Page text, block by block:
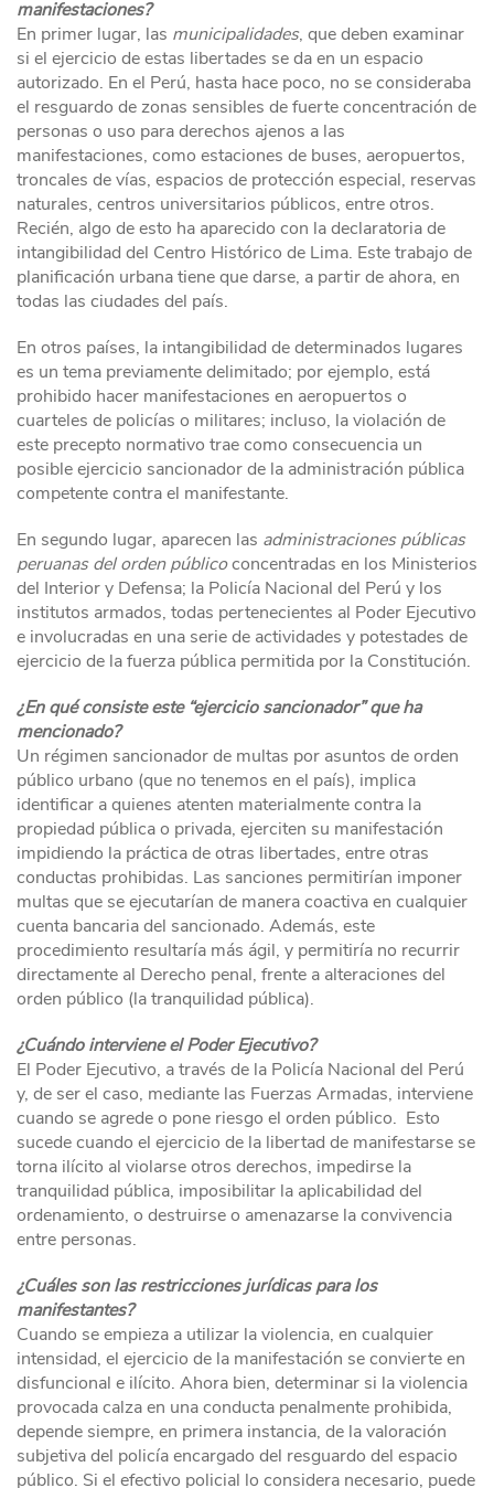
manifestaciones?
En primer lugar, las municipalidades, que deben examinar
si el ejercicio de estas libertades se da en un espacio
autorizado. En el Perú, hasta hace poco, no se consideraba
el resguardo de zonas sensibles de fuerte concentración de
personas o uso para derechos ajenos a las
manifestaciones, como estaciones de buses, aeropuertos,
troncales de vías, espacios de protección especial, reservas
naturales, centros universitarios públicos, entre otros.
Recién, algo de esto ha aparecido con la declaratoria de
intangibilidad del Centro Histórico de Lima. Este trabajo de
planificación urbana tiene que darse, a partir de ahora, en
todas las ciudades del país.
En otros países, la intangibilidad de determinados lugares
es un tema previamente delimitado; por ejemplo, está
prohibido hacer manifestaciones en aeropuertos o
cuarteles de policías o militares; incluso, la violación de
este precepto normativo trae como consecuencia un
posible ejercicio sancionador de la administración pública
competente contra el manifestante.
En segundo lugar, aparecen las administraciones públicas
peruanas del orden públicoconcentradas en los Ministerios
del Interior y Defensa; la Policía Nacional del Perú y los
institutos armados, todas pertenecientes al Poder Ejecutivo
e involucradas en una serie de actividades y potestades de
ejercicio de la fuerza pública permitida por la Constitución.
¿En qué consiste este “ejercicio sancionador” que ha
mencionado?
Un régimen sancionador de multas por asuntos de orden
público urbano (que no tenemos en el país), implica
identificar a quienes atenten materialmente contra la
propiedad pública o privada, ejerciten su manifestación
impidiendo la práctica de otras libertades, entre otras
conductas prohibidas. Las sanciones permitirían imponer
multas que se ejecutarían de manera coactiva en cualquier
cuenta bancaria del sancionado. Además, este
procedimiento resultaría más ágil, y permitiría no recurrir
directamente al Derecho penal, frente a alteraciones del
orden público (la tranquilidad pública).
¿Cuándo interviene el Poder Ejecutivo?
El Poder Ejecutivo, a través de la Policía Nacional del Perú
y, de ser el caso, mediante las Fuerzas Armadas, interviene
cuando se agrede o pone riesgo el orden público. Esto
sucede cuando el ejercicio de la libertad de manifestarse se
torna ilícito al violarse otros derechos, impedirse la
tranquilidad pública, imposibilitar la aplicabilidad del
ordenamiento, o destruirse o amenazarse la convivencia
entre personas.
¿Cuáles son las restricciones jurídicas para los
manifestantes?
Cuando se empieza a utilizar la violencia, en cualquier
intensidad, el ejercicio de la manifestación se convierte en
disfuncional e ilícito. Ahora bien, determinar si la violencia
provocada calza en una conducta penalmente prohibida,
depende siempre, en primera instancia, de la valoración
subjetiva del policía encargado del resguardo del espacio
público. Si el efectivo policial lo considera necesario, puede